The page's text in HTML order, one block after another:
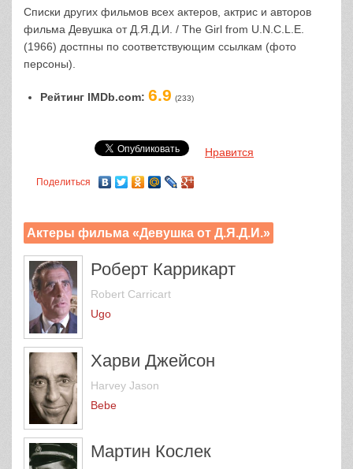
Списки других фильмов всех актеров, актрис и авторов
фильма Девушка от Д.Я.Д.И. / The Girl from U.N.C.L.E.
(1966) достпны по соответствующим ссылкам (фото
персоны).
Рейтинг IMDb.com: 6.9 (233)
Нравится
Поделиться
Актеры фильма «Девушка от Д.Я.Д.И.»
Роберт Каррикарт
Robert Carricart
Ugo
Харви Джейсон
Harvey Jason
Bebe
Мартин Кослек